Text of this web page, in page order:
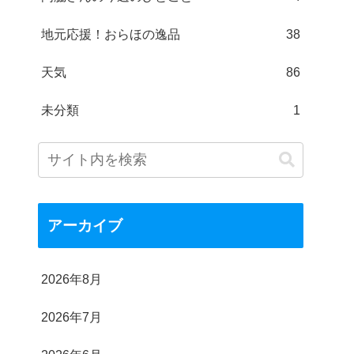
地元応援！おらほの逸品 38
天気 86
未分類 1
アーカイブ
2026年8月
2026年7月